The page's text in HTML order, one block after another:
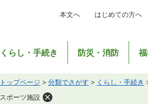
本文へ はじめての方へ
くらし・手続き 防災・消防
トップページ > 分類でさがす > くらし・手続き
スポーツ施設